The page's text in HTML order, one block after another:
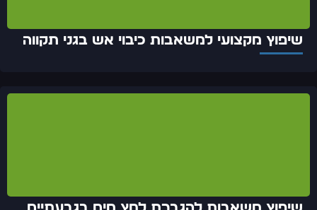
שיפוץ מקצועי למשאבות כיבוי אש בגני תקווה